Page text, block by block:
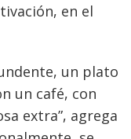
en el
un plato
un café, con
extra”, agrega